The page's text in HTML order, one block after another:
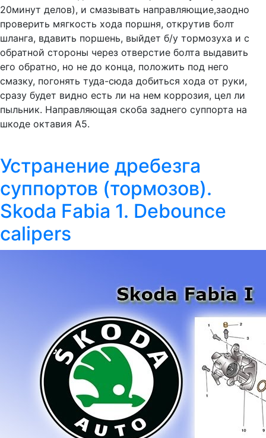
20минут делов), и смазывать направляющие,заодно
проверить мягкость хода поршня, открутив болт
шланга, вдавить поршень, выйдет б/у тормозуха и с
обратной стороны через отверстие болта выдавить
его обратно, но не до конца, положить под него
смазку, погонять туда-сюда добиться хода от руки,
сразу будет видно есть ли на нем коррозия, цел ли
пыльник. Направляющая скоба заднего суппорта на
шкоде октавия А5.
Устранение дребезга
суппортов (тормозов).
Skoda Fabia 1. Debounce
calipers